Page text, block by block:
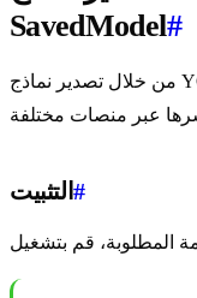
SavedModel#
من خلال تصدير نماذج YOLO26 إلى تنسيق TF SavedModel، فإنك
التثبيت#